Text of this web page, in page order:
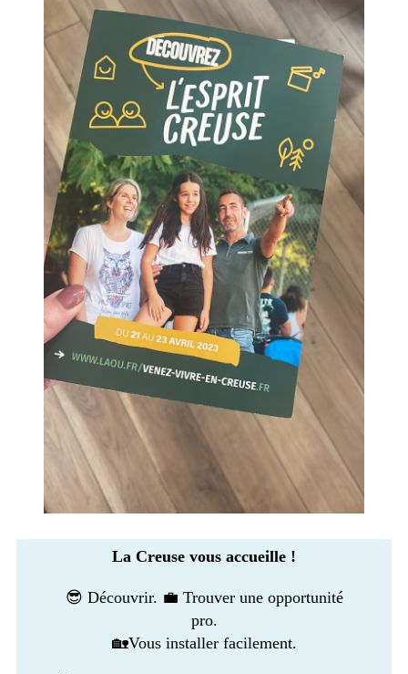
La Creuse vous accueille !
😎 Découvrir. 💼 Trouver une opportunité
pro.
🏡Vous installer facilement.